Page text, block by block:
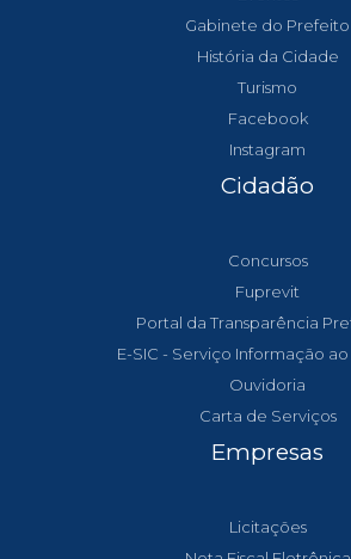
Gabinete do Prefeito
História da Cidade
Turismo
Facebook
Instagram
Cidadão
Concursos
Fuprevit
Portal da Transparência
E-SIC - Serviço Informação
Ouvidoria
Carta de Serviços
Empresas
Licitações